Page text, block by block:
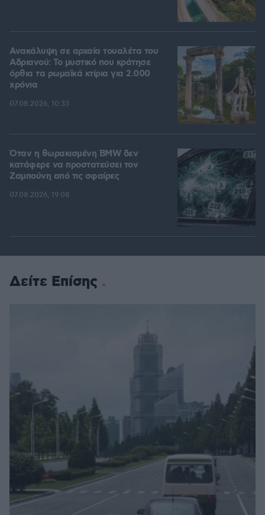
Ανακάλυψη σε αρχαία τουαλέτα του
Αδριανού: Το μυστικό που κράτησε
όρθια τα ρωμαϊκά κτίρια για 2.000
χρόνια
07.08.2026, 10:33
Όταν η θωρακισμένη BMW δεν
κατάφερε να προστατεύσει τον
Ζαμπούνη από τις σφαίρες
07.08.2026, 19:08
Δείτε Επίσης